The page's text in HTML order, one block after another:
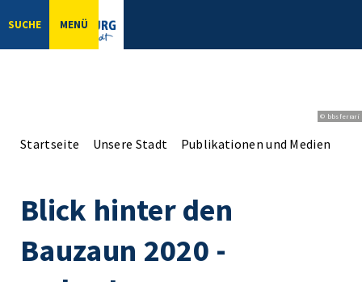
SUCHE MENÜ
© bbsferrari
Startseite Unsere Stadt Publikationen und Medien
Blick hinter den
Bauzaun 2020 -